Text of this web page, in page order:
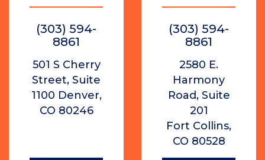
(303) 594-
8861
501 S Cherry
Street, Suite
1100 Denver,
CO 80246
(303) 594-
8861
2580 E.
Harmony
Road, Suite
201
Fort Collins,
CO 80528